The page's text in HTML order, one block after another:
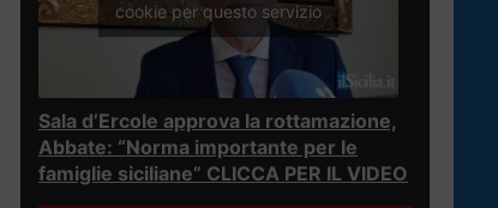
cookie per questo servizio
Sala d’Ercole approva la rottamazione,
Abbate: “Norma importante per le
famiglie siciliane” CLICCA PER IL VIDEO